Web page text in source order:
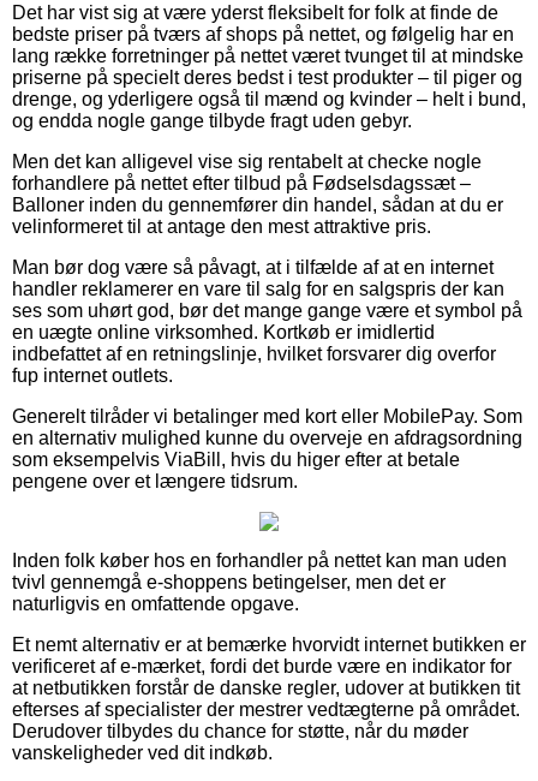
Det har vist sig at være yderst fleksibelt for folk at finde de
bedste priser på tværs af shops på nettet, og følgelig har en
lang række forretninger på nettet været tvunget til at mindske
priserne på specielt deres bedst i test produkter – til piger og
drenge, og yderligere også til mænd og kvinder – helt i bund,
og endda nogle gange tilbyde fragt uden gebyr.
Men det kan alligevel vise sig rentabelt at checke nogle
forhandlere på nettet efter tilbud på Fødselsdagssæt –
Balloner inden du gennemfører din handel, sådan at du er
velinformeret til at antage den mest attraktive pris.
Man bør dog være så påvagt, at i tilfælde af at en internet
handler reklamerer en vare til salg for en salgspris der kan
ses som uhørt god, bør det mange gange være et symbol på
en uægte online virksomhed. Kortkøb er imidlertid
indbefattet af en retningslinje, hvilket forsvarer dig overfor
fup internet outlets.
Generelt tilråder vi betalinger med kort eller MobilePay. Som
en alternativ mulighed kunne du overveje en afdragsordning
som eksempelvis ViaBill, hvis du higer efter at betale
pengene over et længere tidsrum.
Inden folk køber hos en forhandler på nettet kan man uden
tvivl gennemgå e-shoppens betingelser, men det er
naturligvis en omfattende opgave.
Et nemt alternativ er at bemærke hvorvidt internet butikken er
verificeret af e-mærket, fordi det burde være en indikator for
at netbutikken forstår de danske regler, udover at butikken tit
efterses af specialister der mestrer vedtægterne på området.
Derudover tilbydes du chance for støtte, når du møder
vanskeligheder ved dit indkøb.